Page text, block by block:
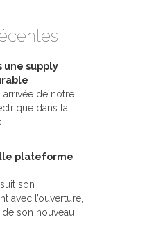
une supply
de notre
dans la
plateforme
son
avec l’ouverture,
son nouveau